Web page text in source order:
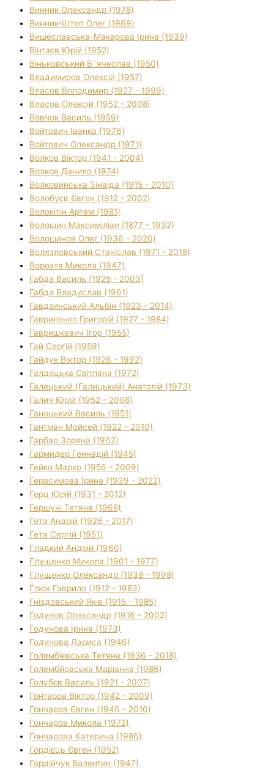
Винник Олександр (1978)
Винник-Штеп Олег (1969)
Вишеславська-Макарова Ірина (1939)
Вінтаєв Юрій (1952)
Віньковський В`ячеслав (1950)
Владимиров Олексій (1957)
Власов Володимир (1927 - 1999)
Власов Олексій (1952 - 2008)
Вовчок Василь (1959)
Войтович Іванка (1976)
Войтович Олександр (1971)
Волков Віктор (1941 - 2004)
Волков Данило (1974)
Волковинська Зінаїда (1915 - 2010)
Волобуєв Євген (1912 - 2002)
Волокітін Артем (1981)
Волошин Максиміліан (1877 - 1932)
Волошинов Олег (1936 - 2020)
Волязловський Станіслав (1971 - 2018)
Ворохта Микола (1947)
Габда Василь (1925 - 2003)
Габда Владислав (1961)
Гавдзинський Альбін (1923 - 2014)
Гавриленко Григорій (1927 - 1984)
Гавришкевич Ігор (1955)
Гай Сергій (1959)
Гайдук Віктор (1926 - 1992)
Галдецька Світлана (1972)
Галецький (Галицький) Анатолій (1973)
Галич Юрій (1952 - 2008)
Ганоцький Василь (1951)
Гантман Мойсей (1922 - 2010)
Гарбар Зоряна (1962)
Гармидер Геннадій (1945)
Гейко Марко (1956 - 2009)
Герасимова Ірина (1939 - 2022)
Герц Юрій (1931 - 2012)
Гершуні Тетяна (1968)
Гета Андрій (1926 - 2017)
Гета Сергій (1951)
Гладкий Андрій (1960)
Глущенко Микола (1901 - 1977)
Глущенко Олександр (1938 - 1998)
Глюк Гаврило (1912 - 1983)
Гніздовський Яків (1915 - 1985)
Годунов Олександр (1916 - 2002)
Годунова Ірина (1973)
Годунова Лариса (1946)
Голембієвська Тетяна (1936 - 2018)
Голембйовська Маріанна (1986)
Голубєв Василь (1921 - 2007)
Гонтаров Віктор (1942 - 2009)
Гончаров Євген (1946 - 2010)
Гончаров Микола (1972)
Гончарова Катерина (1986)
Гордієць Євген (1952)
Гордійчук Валентин (1947)